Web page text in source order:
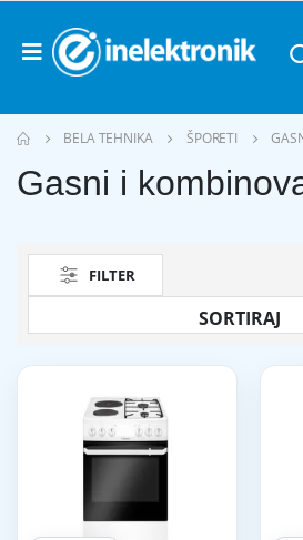
BELA TEHNIKA ŠPORETI
Gasni i
FILTER